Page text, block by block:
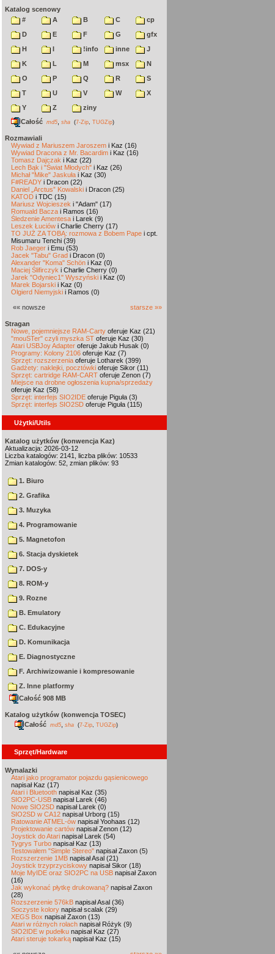
Katalog scenowy
#
A B C
cp
D
E F G
gfx
H
I !info inne
J
K
L M msx
N
O
P Q R
S
T
U V W
X
Y
Z
ziny
Całość md5 sha (7-Zip TUGZip)
Rozmawiali
Wywiad z Mariuszem Jaroszem i Kaz (16)
Wywiad Dracona z Mr. Bacardim i Kaz (16)
Tomasz Dajczak i Kaz (22)
Lech Bąk i "Świat Młodych" i Kaz (26)
Michał "Mike" Jaskuła i Kaz (30)
F#READY i Dracon (22)
Daniel „Arctus” Kowalski i Dracon (25)
KATOD i TDC (15)
Mariusz Wojcieszek i "Adam" (17)
Romuald Bacza i Ramos (16)
Śledzenie Amentesa i Larek (9)
Leszek Łuciów i Charlie Cherry (17)
TO JUŻ ZA TOBĄ: rozmowa z Bobem Pape i cpt.
Misumaru Tenchi (39)
Rob Jaeger i Emu (53)
Jacek "Tabu" Grad i Dracon (0)
Alexander "Koma" Schön i Kaz (0)
Maciej Ślifirczyk i Charlie Cherry (0)
Jarek "Odyniec1" Wyszyński i Kaz (0)
Marek Bojarski i Kaz (0)
Olgierd Niemyjski i Ramos (0)
«« nowsze starsze »»
Stragan
Nowe, pojemniejsze RAM-Carty oferuje Kaz (21)
"mouSTer" czyli myszka ST oferuje Kaz (30)
Atari USBJoy Adapter oferuje Jakub Husak (0)
Programy: Kolony 2106 oferuje Kaz (7)
Sprzęt: rozszerzenia oferuje Lotharek (399)
Gadżety: naklejki, pocztówki oferuje Sikor (11)
Sprzęt: cartridge RAM-CART oferuje Zenon (7)
Miejsce na drobne ogłoszenia kupna/sprzedaży
oferuje Kaz (58)
Sprzęt: interfejs SIO2IDE oferuje Piguła (3)
Sprzęt: interfejs SIO2SD oferuje Piguła (115)
Użytki/Utils
Katalog użytków (konwencja Kaz)
Aktualizacja: 2026-03-12
Liczba katalogów: 2141, liczba plików: 10533
Zmian katalogów: 52, zmian plików: 93
1. Biuro
2. Grafika
3. Muzyka
4. Programowanie
5. Magnetofon
6. Stacja dyskietek
7. DOS-y
8. ROM-y
9. Rozne
B. Emulatory
C. Edukacyjne
D. Komunikacja
E. Diagnostyczne
F. Archiwizowanie i kompresowanie
Z. Inne platformy
Całość 908 MB
Katalog użytków (konwencja TOSEC)
Całość md5 sha (7-Zip TUGZip)
Sprzęt/Hardware
Wynalazki
Atari jako programator pojazdu gąsienicowego
napisał Kaz (17)
Atari i Bluetooth napisał Kaz (35)
SIO2PC-USB napisał Larek (46)
Nowe SIO2SD napisał Larek (0)
SIO2SD w CA12 napisał Urborg (15)
Ratowanie ATMEL-ów napisał Yoohaas (12)
Projektowanie cartów napisał Zenon (12)
Joystick do Atari napisał Larek (54)
Tygrys Turbo napisał Kaz (13)
Testowałem "Simple Stereo" napisał Zaxon (5)
Rozszerzenie 1MB napisał Asal (21)
Joystick trzyprzyciskowy napisał Sikor (18)
Moje MyIDE oraz SIO2PC na USB napisał Zaxon
(16)
Jak wykonać płytkę drukowaną? napisał Zaxon
(28)
Rozszerzenie 576kB napisał Asal (36)
Soczyste kolory napisał scalak (29)
XEGS Box napisał Zaxon (13)
Atari w różnych rolach napisał Różyk (9)
SIO2IDE w pudełku napisał Kaz (27)
Atari steruje tokarką napisał Kaz (15)